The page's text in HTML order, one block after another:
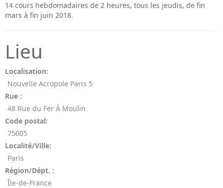
14 cours hebdomadaires de 2 heures, tous les jeudis, de fin
mars à fin juin 2018.
Lieu
Localisation:
Nouvelle Acropole Paris 5
Rue :
48 Rue du Fer À Moulin
Code postal:
75005
Localité/Ville:
Paris
Région/Dépt. :
Île-de-France